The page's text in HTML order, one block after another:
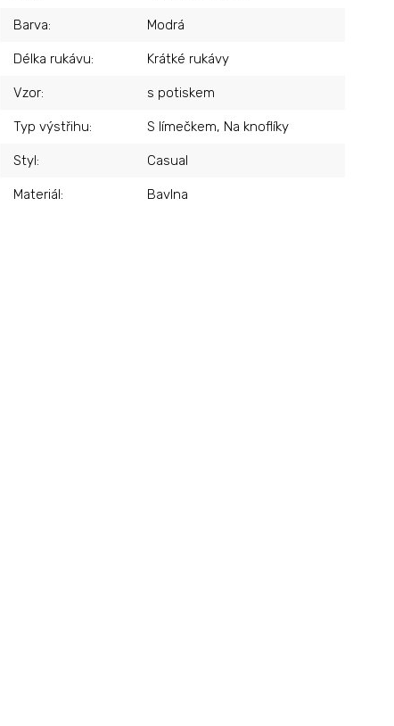
Barva: Modrá
Délka rukávu: Krátké rukávy
Vzor: s potiskem
Typ výstřihu: S límečkem, Na knoflíky
Styl: Casual
Materiál: Bavlna